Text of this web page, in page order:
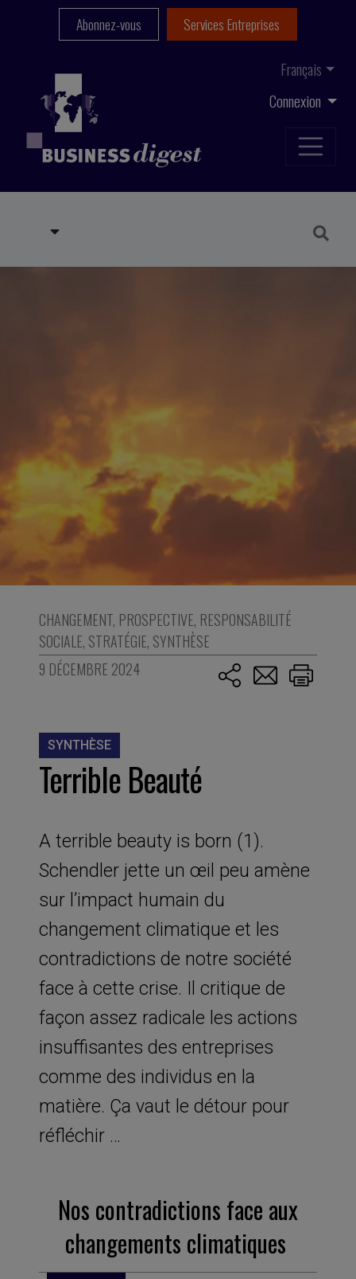
Connexion
Français
Abonnez-vous Services Entreprises
CHANGEMENT, PROSPECTIVE, RESPONSABILITÉ
SOCIALE, STRATÉGIE, SYNTHÈSE
9 DÉCEMBRE 2024
SYNTHÈSE
Terrible Beauté
A terrible beauty is born (1).
Schendler jette un œil peu amène
sur l’impact humain du
changement climatique et les
contradictions de notre société
face à cette crise. Il critique de
façon assez radicale les actions
insuffisantes des entreprises
comme des individus en la
matière. Ça vaut le détour pour
réfléchir …
Nos contradictions face aux
changements climatiques